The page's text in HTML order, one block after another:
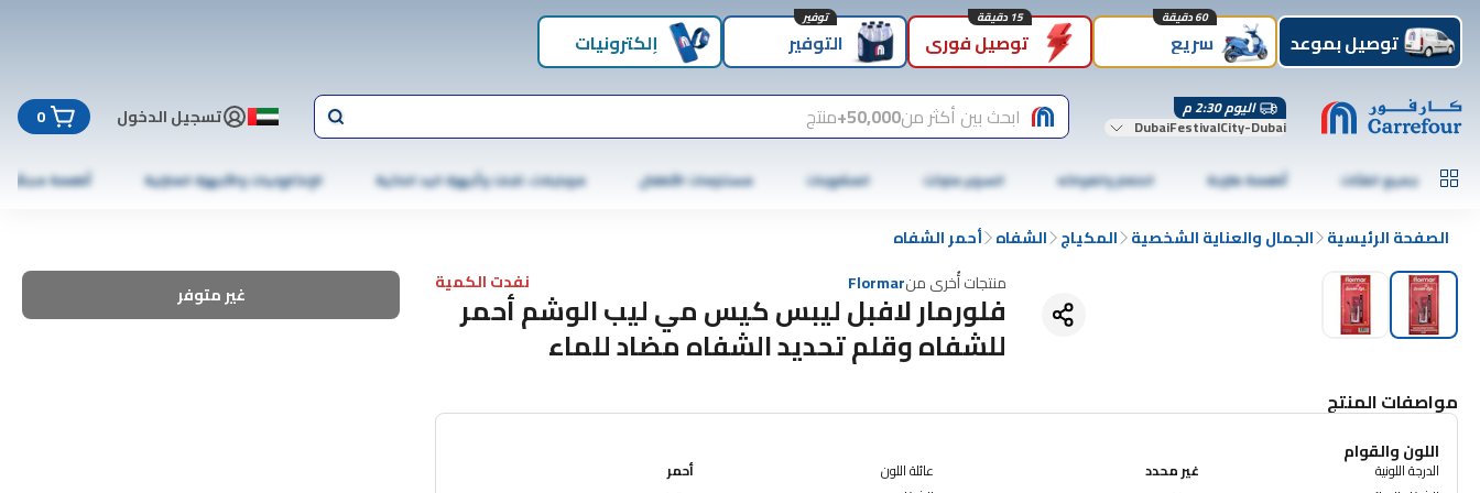
توصيل بموعد سريع
60 دقيقة
توصيل فوري
15 دقيقة
التوفير
توفير
إلكترونيات
اليوم 2:30 م
DubaiFestivalCity-Dubai ابحث بين أكثر من50,000+ منتج تسجيل الدخول 0
جميع الفئات أطعمة طازجة الخضار والفواكه السوبر ماركت المشروبات مستلزمات الأطفال موبايلات، تابلت وأجهزة اليد الذكية الإلكترونيات والأجهزة المنزلية أطعمة مجمّدة
الصفحة الرئيسية الجمال والعناية الشخصية المكياج الشفاه أحمر الشفاه
منتجات أُخرى منFlormar نفدت الكمية
فلورمار لافبل ليبس كيس مي ليب الوشم أحمر
للشفاه وقلم تحديد الشفاه مضاد للماء
غير متوفر
مواصفات المنتج
اللون والقوام
الدرجة اللونية غير محدد عائلة اللون
أحمر